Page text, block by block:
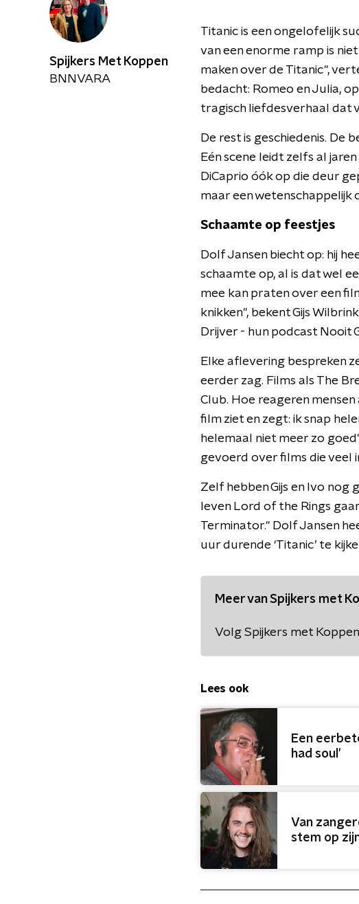
Titanic is een ongelofelijk
van een enorme ramp is
maken over de Titanic",
bedacht: Romeo en Julia,
tragisch liefdesverhaal dat
De rest is geschiedenis. De
Eén scene leidt zelfs al
DiCaprio óók op die deur
maar een wetenschappelijk
Schaamte op feestjes
Dolf Jansen biecht op: hij
schaamte op, al is dat wel
mee kan praten over een
knikken", bekent Gijs
Drijver - hun podcast Nooit
Elke aflevering bespreken
eerder zag. Films als The
Club. Hoe reageren
film ziet en zegt: ik snap
helemaal niet meer zo
gevoerd over films die veel
Zelf hebben Gijs en Ivo nog
leven Lord of the Rings
Terminator." Dolf Jansen
uur durende ‘Titanic’ te
Meer van Spijkers met
Volg Spijkers met
Lees ook
Een
had soul'
Van
stem op
Spijkers Met Koppen
BNNVARA